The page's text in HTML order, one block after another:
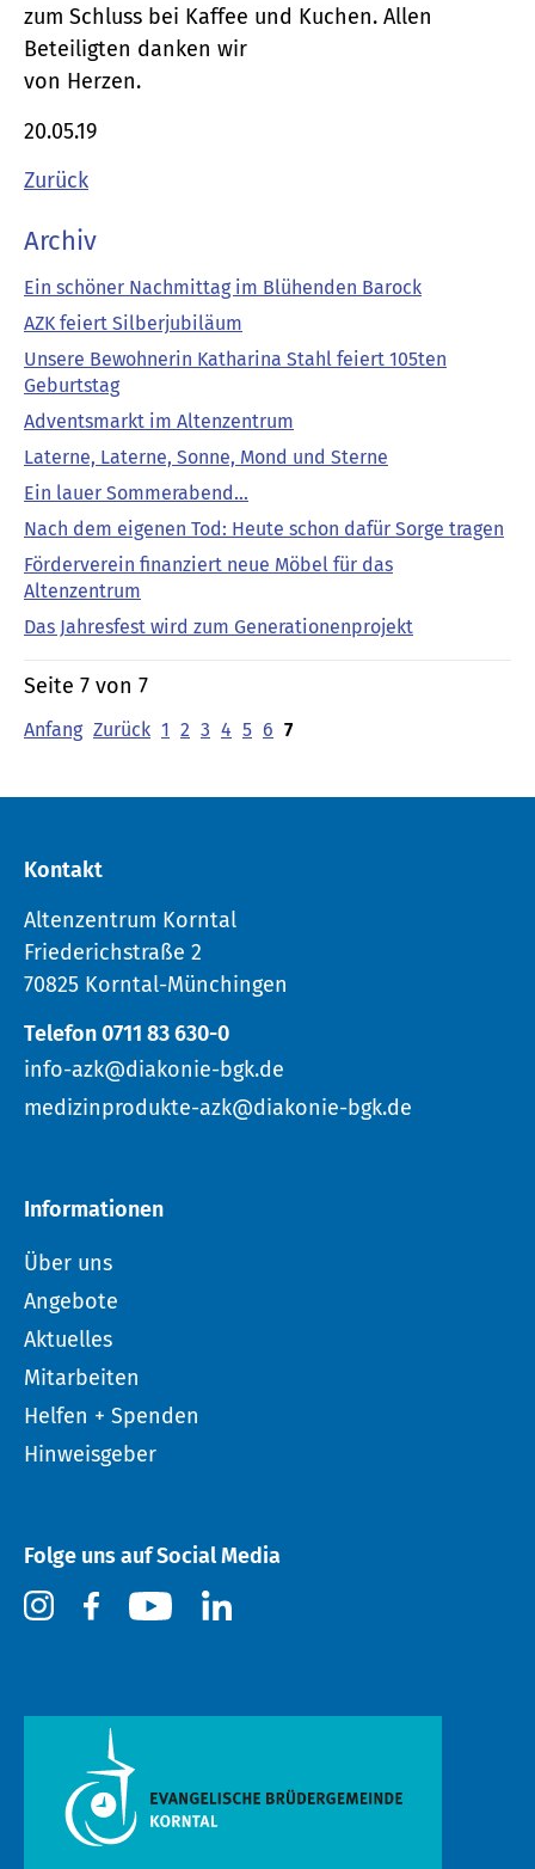
zum Schluss bei Kaffee und Kuchen. Allen
Beteiligten danken wir
von Herzen.
20.05.19
Zurück
Archiv
Ein schöner Nachmittag im Blühenden Barock
AZK feiert Silberjubiläum
Unsere Bewohnerin Katharina Stahl feiert 105ten
Geburtstag
Adventsmarkt im Altenzentrum
Laterne, Laterne, Sonne, Mond und Sterne
Ein lauer Sommerabend...
Nach dem eigenen Tod: Heute schon dafür Sorge tragen
Förderverein finanziert neue Möbel für das
Altenzentrum
Das Jahresfest wird zum Generationenprojekt
Seite 7 von 7
Anfang Zurück 1 2 3 4 5 6 7
Kontakt
Altenzentrum Korntal
Friederichstraße 2
70825 Korntal-Münchingen
Telefon 0711 83 630-0
info-azk@diakonie-bgk.de
medizinprodukte-azk@diakonie-bgk.de
Informationen
Über uns
Angebote
Aktuelles
Mitarbeiten
Helfen + Spenden
Hinweisgeber
Folge uns auf Social Media